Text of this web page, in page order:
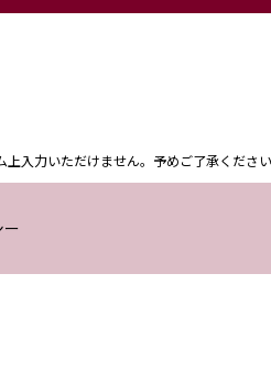
入力いただけません。予めご了承ください
ー